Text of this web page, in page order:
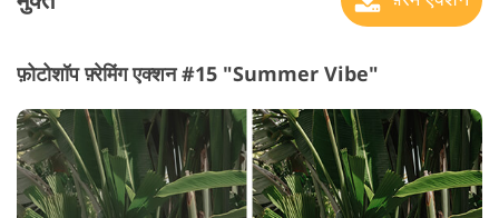
फ़ोटोशॉप फ़्रेमिंग एक्शन #15 "Summer Vibe"